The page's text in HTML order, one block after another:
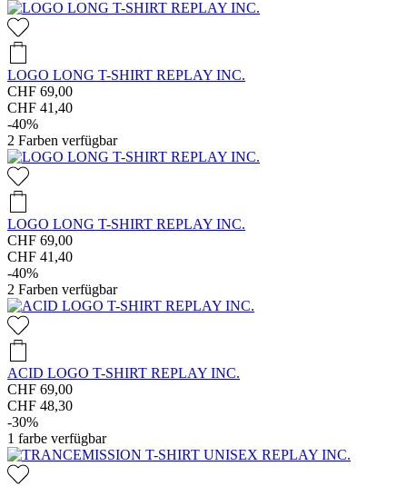
LOGO LONG T-SHIRT REPLAY INC.
CHF 69,00
CHF 41,40
-40%
2 Farben verfügbar
LOGO LONG T-SHIRT REPLAY INC.
CHF 69,00
CHF 41,40
-40%
2 Farben verfügbar
ACID LOGO T-SHIRT REPLAY INC.
CHF 69,00
CHF 48,30
-30%
1 farbe verfügbar